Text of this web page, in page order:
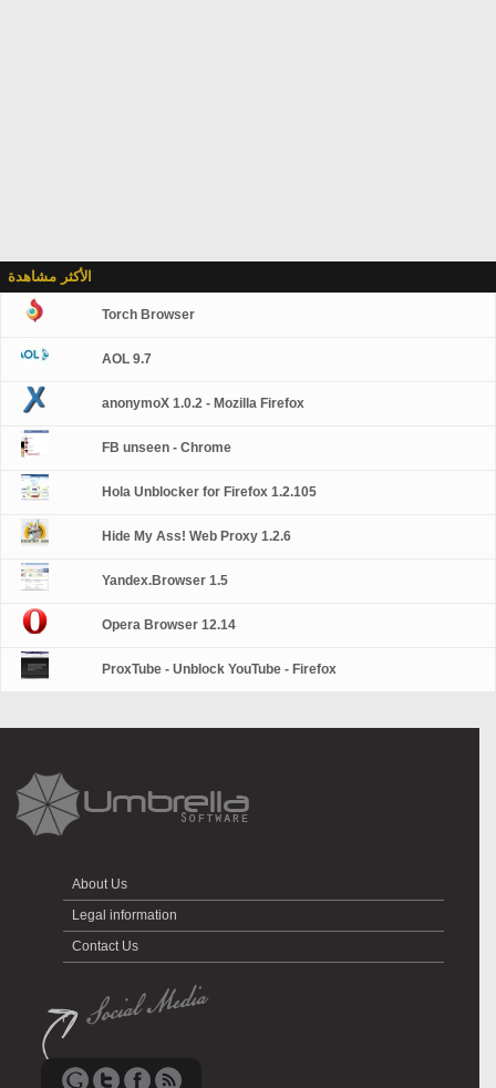
الأكثر مشاهدة
Torch Browser
AOL 9.7
anonymoX 1.0.2 - Mozilla Firefox
FB unseen - Chrome
Hola Unblocker for Firefox 1.2.105
Hide My Ass! Web Proxy 1.2.6
Yandex.Browser 1.5
Opera Browser 12.14
ProxTube - Unblock YouTube - Firefox
About Us
Legal information
Contact Us